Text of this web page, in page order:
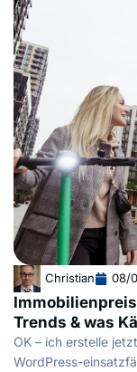
Christian 08/
Trends & was
OK – ich erstelle
WordPress-